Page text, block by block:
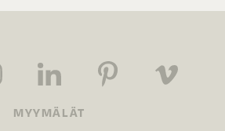
MYYMÄLÄT